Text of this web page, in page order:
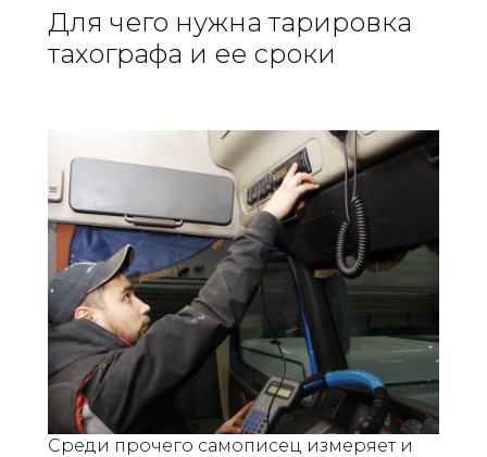
Для чего нужна тарировка
тахографа и ее сроки
Среди прочего самописец измеряет и